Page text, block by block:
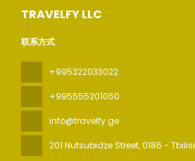
TRAVELFY LLC
联系方式
+995322033022
+995555201050
info@travelfy.ge
201 Nutsubidze Street, 0186 - Tbilisi